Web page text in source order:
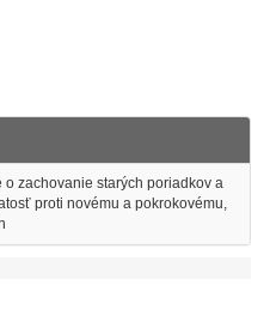
o zachovanie starých poriadkov a
proti novému a pokrokovému,